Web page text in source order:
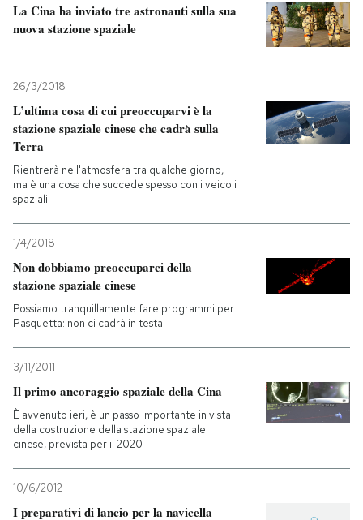
La Cina ha inviato tre astronauti sulla sua
nuova stazione spaziale
26/3/2018
L’ultima cosa di cui preoccuparvi è la
stazione spaziale cinese che cadrà sulla
Terra
Rientrerà nell'atmosfera tra qualche giorno,
ma è una cosa che succede spesso con i veicoli
spaziali
1/4/2018
Non dobbiamo preoccuparci della
stazione spaziale cinese
Possiamo tranquillamente fare programmi per
Pasquetta: non ci cadrà in testa
3/11/2011
Il primo ancoraggio spaziale della Cina
È avvenuto ieri, è un passo importante in vista
della costruzione della stazione spaziale
cinese, prevista per il 2020
10/6/2012
I preparativi di lancio per la navicella